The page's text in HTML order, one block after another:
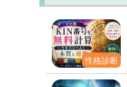
性格診断